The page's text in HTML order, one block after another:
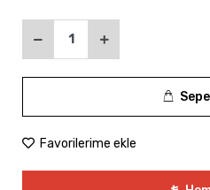
Favorilerime ekle